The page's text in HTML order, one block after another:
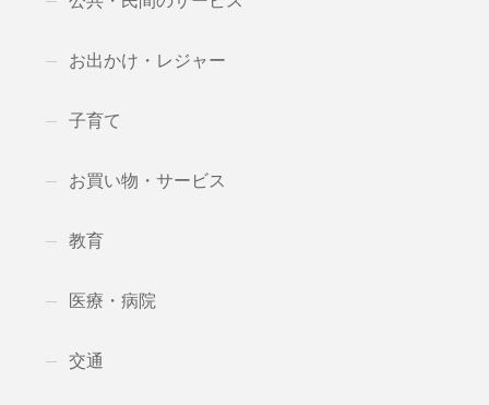
お出かけ・レジャー
子育て
お買い物・サービス
教育
医療・病院
交通